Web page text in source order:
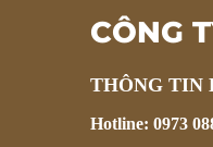
CÔNG
THÔNG TIN
Hotline: 0973